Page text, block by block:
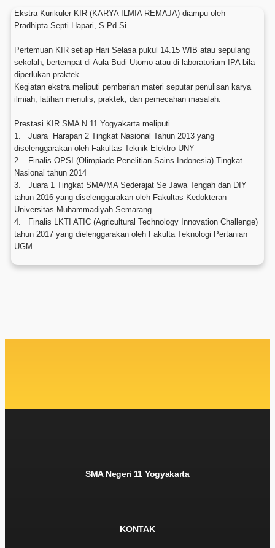
Ekstra Kurikuler KIR (KARYA ILMIA REMAJA) diampu oleh
Pradhipta Septi Hapari, S.Pd.Si
Pertemuan KIR setiap Hari Selasa pukul 14.15 WIB atau sepulang
sekolah, bertempat di Aula Budi Utomo atau di laboratorium IPA bila
diperlukan praktek.
Kegiatan ekstra meliputi pemberian materi seputar penulisan karya
ilmiah, latihan menulis, praktek, dan pemecahan masalah.
Prestasi KIR SMA N 11 Yogyakarta meliputi
1. Juara Harapan 2 Tingkat Nasional Tahun 2013 yang
diselenggarakan oleh Fakultas Teknik Elektro UNY
2. Finalis OPSI (Olimpiade Penelitian Sains Indonesia) Tingkat
Nasional tahun 2014
3. Juara 1 Tingkat SMA/MA Sederajat Se Jawa Tengah dan DIY
tahun 2016 yang diselenggarakan oleh Fakultas Kedokteran
Universitas Muhammadiyah Semarang
4. Finalis LKTI ATIC (Agricultural Technology Innovation Challenge)
tahun 2017 yang dielenggarakan oleh Fakulta Teknologi Pertanian
UGM
SMA Negeri 11 Yogyakarta
KONTAK